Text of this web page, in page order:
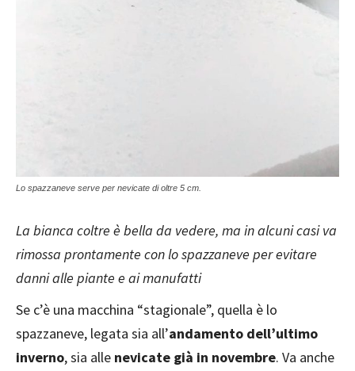
Lo spazzaneve serve per nevicate di oltre 5 cm.
La bianca coltre è bella da vedere, ma in alcuni casi va
rimossa prontamente con lo spazzaneve per evitare
danni alle piante e ai manufatti
Se c’è una macchina “stagionale”, quella è lo
spazzaneve, legata sia all’andamento dell’ultimo
inverno, sia alle nevicate già in novembre. Va anche